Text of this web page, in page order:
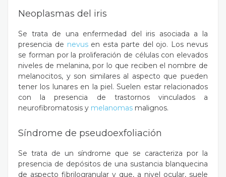
Neoplasmas del iris
Se trata de una enfermedad del iris asociada a la
presencia de nevusen esta parte del ojo. Los nevus
se forman por la proliferación de células con elevados
niveles de melanina, por lo que reciben el nombre de
melanocitos, y son similares al aspecto que pueden
tener los lunares en la piel. Suelen estar relacionados
con la presencia de trastornos vinculados a
neurofibromatosis y melanomas malignos.
Síndrome de pseudoexfoliación
Se trata de un síndrome que se caracteriza por la
presencia de depósitos de una sustancia blanquecina
de aspecto fibrilogranular y que, a nivel ocular, suele